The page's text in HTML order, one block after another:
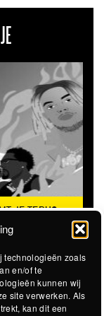
technologieën zoals
en/of te
kunnen wij
site verwerken. Als
kan dit een
ZA 6
THE